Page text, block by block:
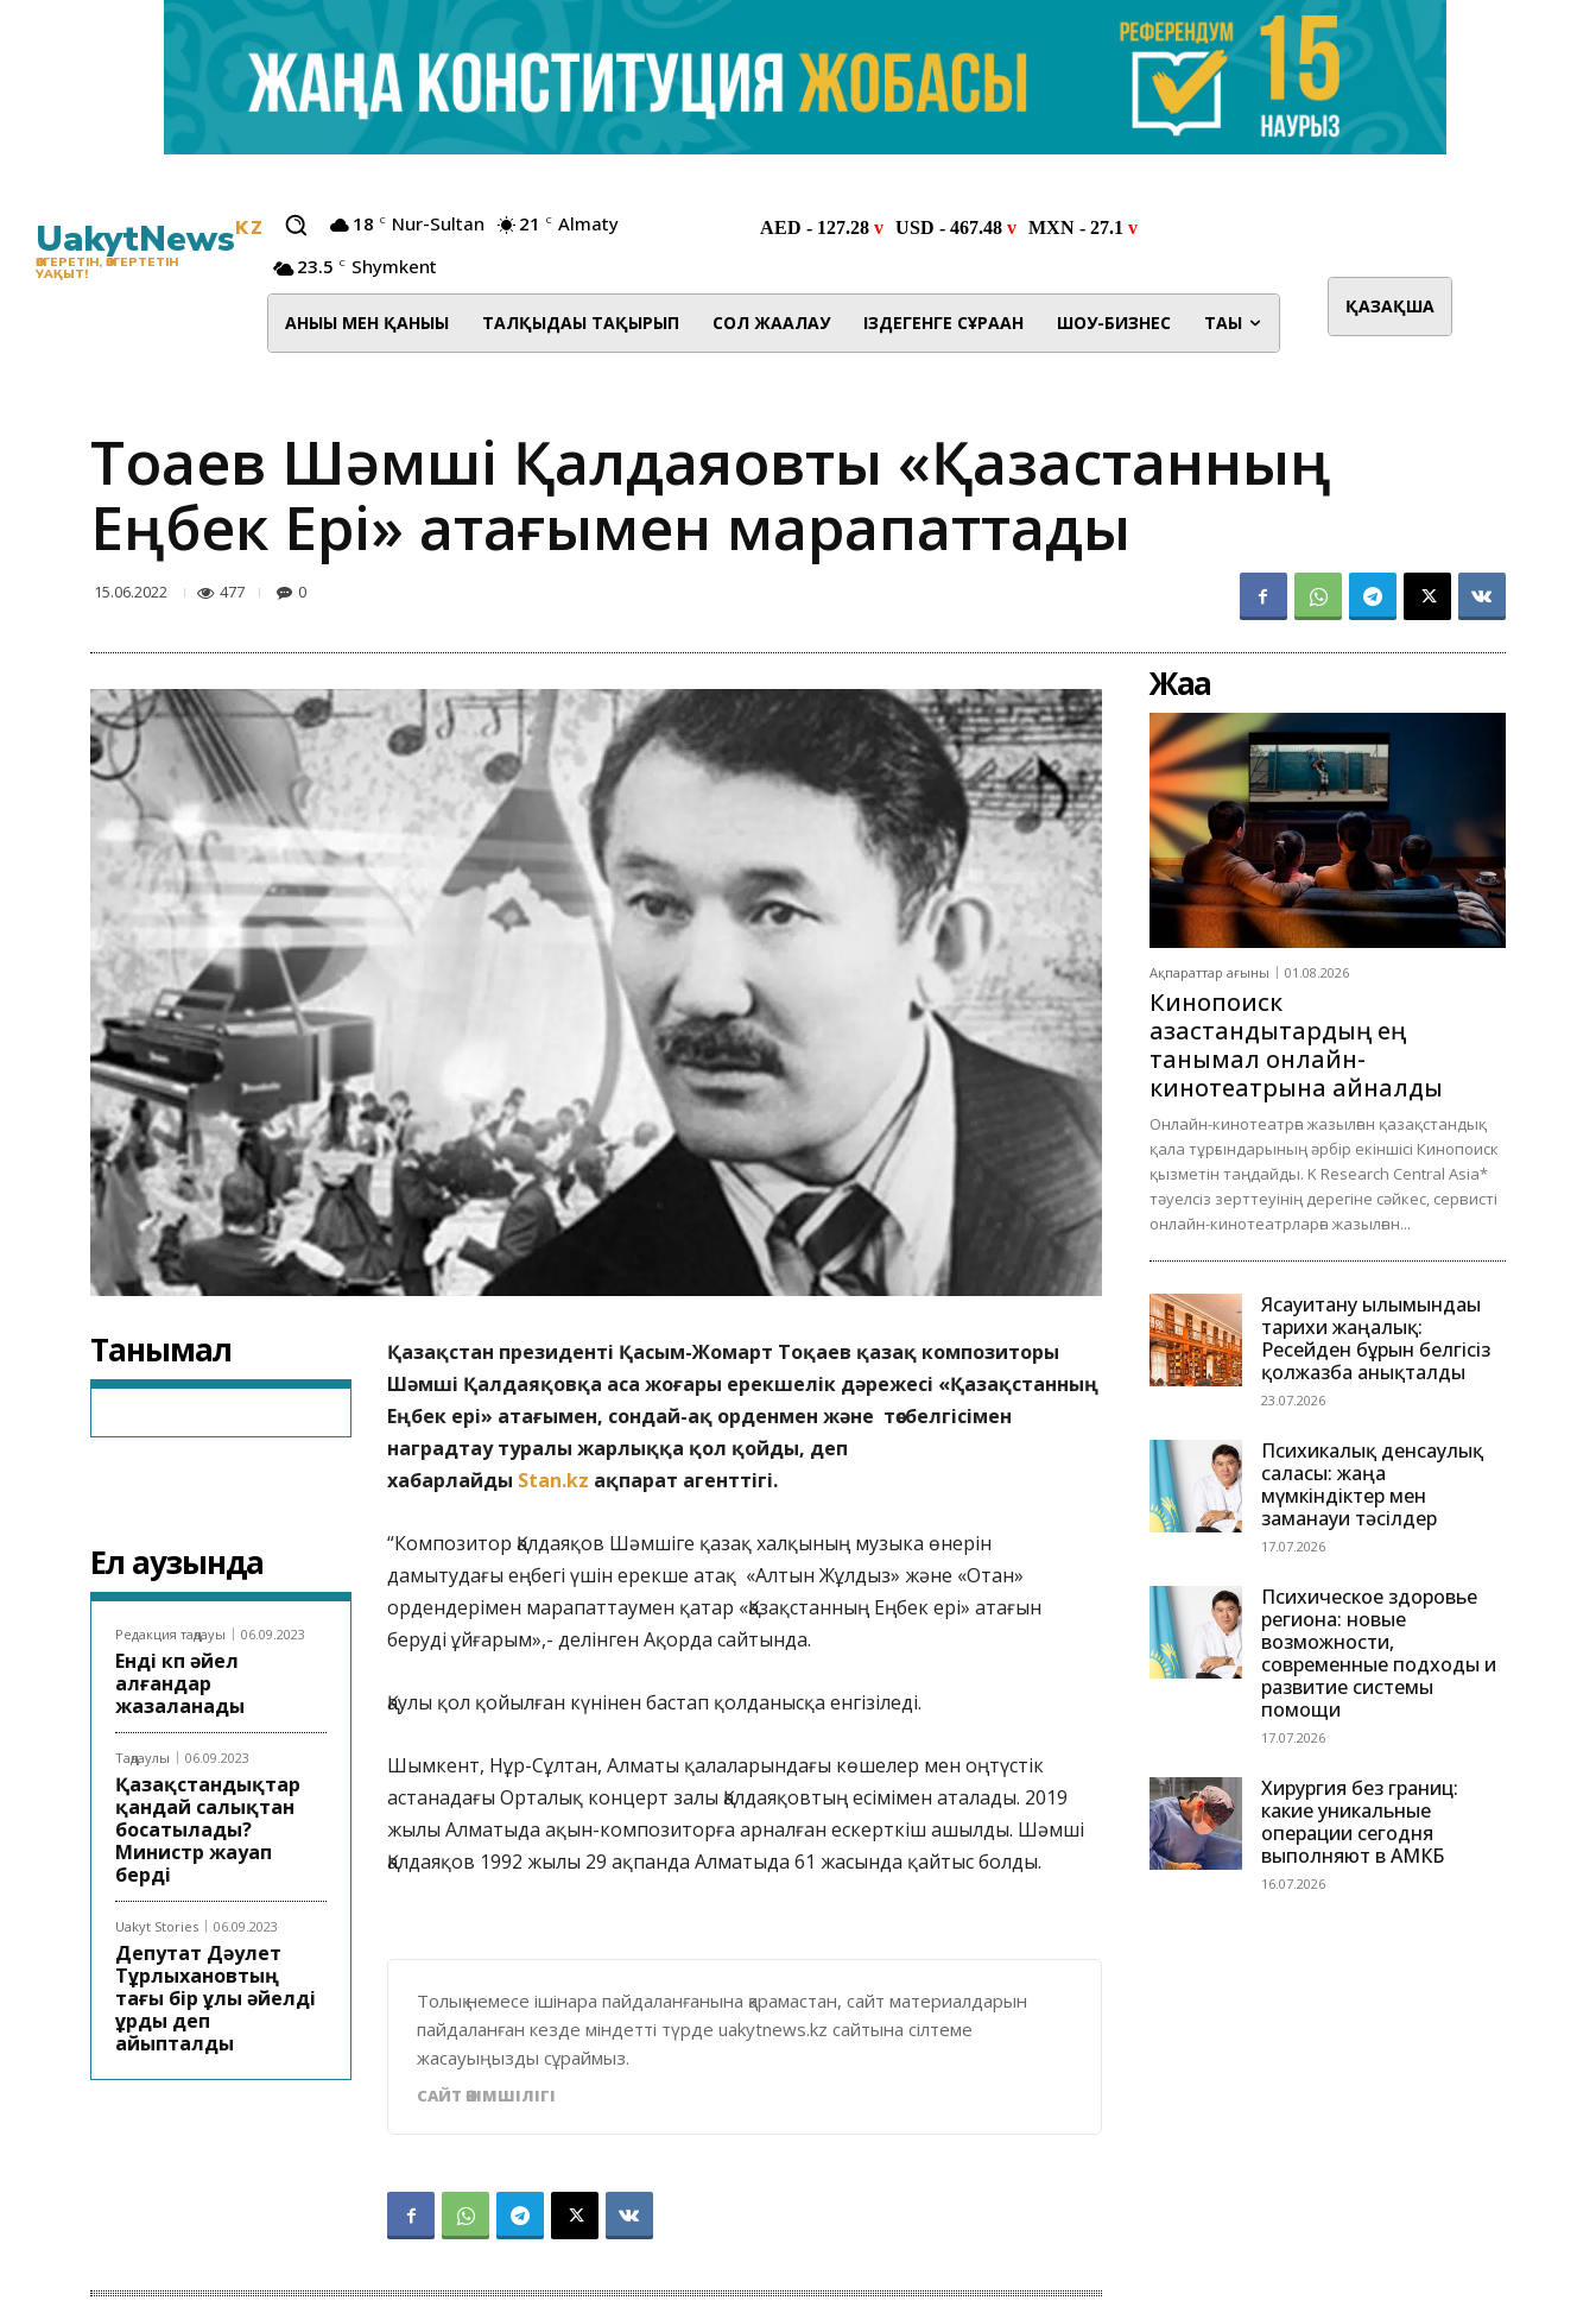
UakytNewsKZ
ӨЗГЕРЕТІН, ӨЗГЕРТЕТІН
УАҚЫТ!
18 C Nur-Sultan 21 C Almaty
23.5 C Shymkent
АНЫҒЫ МЕН ҚАНЫҒЫ ТАЛҚЫДАҒЫ ТАҚЫРЫП СОЛ ЖАҒАЛАУ ІЗДЕГЕНГЕ СҰРАҒАН ШОУ-БИЗНЕС ТАҒЫ
ҚАЗАҚША
Тоқаев Шәмші Қалдаяқовты «Қазақстанның
Еңбек Ері» атағымен марапаттады
15.06.2022 477 0
Танымал
Ел аузында
Редакция таңдауы 06.09.2023
Енді көп әйел
алғандар
жазаланады
Таңдаулы 06.09.2023
Қазақстандықтар
қандай салықтан
босатылады?
Министр жауап
берді
Uakyt Stories 06.09.2023
Депутат Дәулет
Тұрлыхановтың
тағы бір ұлы әйелді
ұрды деп
айыпталды
Қазақстан президенті Қасым-Жомарт Тоқаев қазақ композиторы
Шәмші Қалдаяқовқа аса жоғары ерекшелік дәрежесі «Қазақстанның
Еңбек ері» атағымен, сондай-ақ орденмен және төсбелгісімен
наградтау туралы жарлыққа қол қойды, деп
хабарлайды Stan.kz ақпарат агенттігі.
“Композитор Қалдаяқов Шәмшіге қазақ халқының музыка өнерін
дамытудағы еңбегі үшін ерекше атақ «Алтын Жұлдыз» және «Отан»
ордендерімен марапаттаумен қатар «Қазақстанның Еңбек ері» атағын
беруді ұйғарым»,- делінген Ақорда сайтында.
Қаулы қол қойылған күнінен бастап қолданысқа енгізіледі.
Шымкент, Нұр-Сұлтан, Алматы қалаларындағы көшелер мен оңтүстік
астанадағы Орталық концерт залы Қалдаяқовтың есімімен аталады. 2019
жылы Алматыда ақын-композиторға арналған ескерткіш ашылды. Шәмші
Қалдаяқов 1992 жылы 29 ақпанда Алматыда 61 жасында қайтыс болды.
Толық немесе ішінара пайдаланғанына қарамастан, сайт материалдарын
пайдаланған кезде міндетті түрде uakytnews.kz сайтына сілтеме
жасауыңызды сұраймыз.
САЙТ ӘКІМШІЛІГІ
Жаңа
Ақпараттар ағыны 01.08.2026
Кинопоиск
қазақстандықтардың ең
танымал онлайн-
кинотеатрына айналды
Онлайн-кинотеатрға жазылған қазақстандық
қала тұрғындарының әрбір екіншісі Кинопоиск
қызметін таңдайды. K Research Central Asia*
тәуелсіз зерттеуінің дерегіне сәйкес, сервисті
онлайн-кинотеатрларға жазылған...
Ясауитану ғылымындағы
тарихи жаңалық:
Ресейден бұрын белгісіз
қолжазба анықталды
23.07.2026
Психикалық денсаулық
саласы: жаңа
мүмкіндіктер мен
заманауи тәсілдер
17.07.2026
Психическое здоровье
региона: новые
возможности,
современные подходы и
развитие системы
помощи
17.07.2026
Хирургия без границ:
какие уникальные
операции сегодня
выполняют в АМКБ
16.07.2026